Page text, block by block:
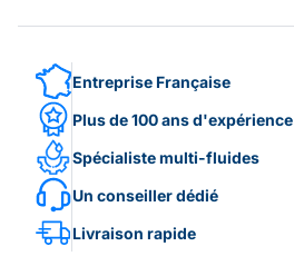
Entreprise Française
Plus de 100 ans d'expérience
Spécialiste multi-fluides
Un conseiller dédié
Livraison rapide